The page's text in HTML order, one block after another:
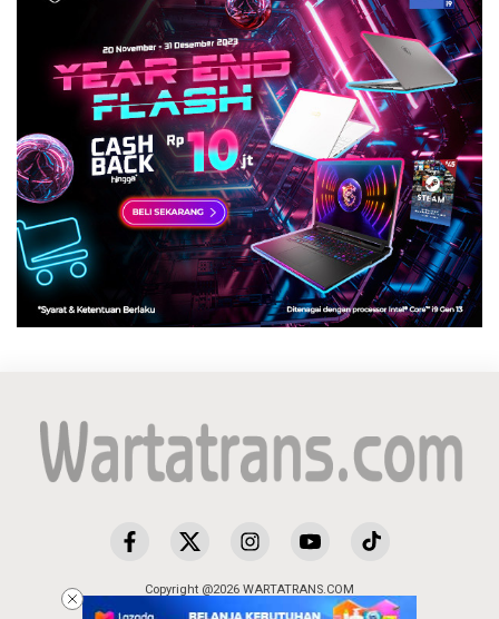
Copyright @2026 WARTATRANS.COM
All Rights Reserved